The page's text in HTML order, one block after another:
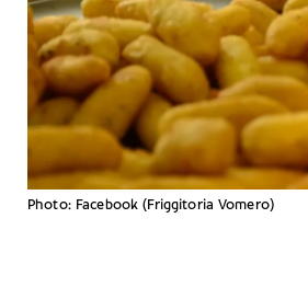
Photo: Facebook (Friggitoria Vomero)